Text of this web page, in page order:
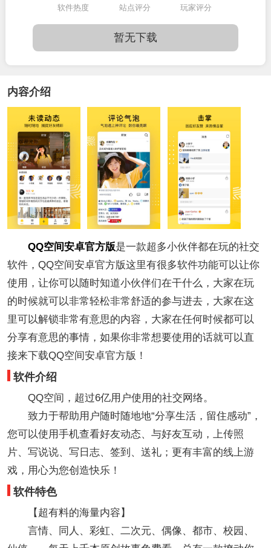
软件热度 站点评分 玩家评分
暂无下载
内容介绍
QQ空间安卓官方版是一款超多小伙伴都在玩的社交
软件，QQ空间安卓官方版这里有很多软件功能可以让你
使用，让你可以随时知道小伙伴们在干什么，大家在玩
的时候就可以非常轻松非常舒适的参与进去，大家在这
里可以解锁非常有意思的内容，大家在任何时候都可以
分享有意思的事情，如果你非常想要使用的话就可以直
接来下载QQ空间安卓官方版！
软件介绍
QQ空间，超过6亿用户使用的社交网络。
致力于帮助用户随时随地地“分享生活，留住感动”，
您可以使用手机查看好友动态、与好友互动，上传照
片、写说说、写日志、签到、送礼；更有丰富的线上游
戏，用心为您创造快乐！
软件特色
【超有料的海量内容】
言情、同人、彩虹、二次元、偶像、都市、校园、